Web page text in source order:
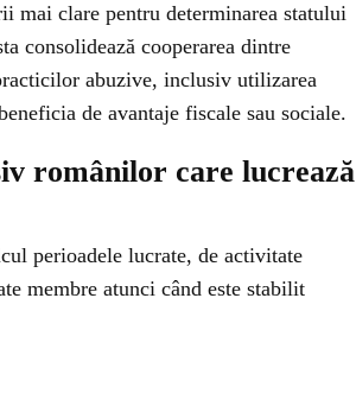
mai clare pentru determinarea statului
consolidează cooperarea dintre
abuzive, inclusiv utilizarea
de avantaje fiscale sau sociale.
românilor care lucrează
perioadele lucrate, de activitate
membre atunci când este stabilit